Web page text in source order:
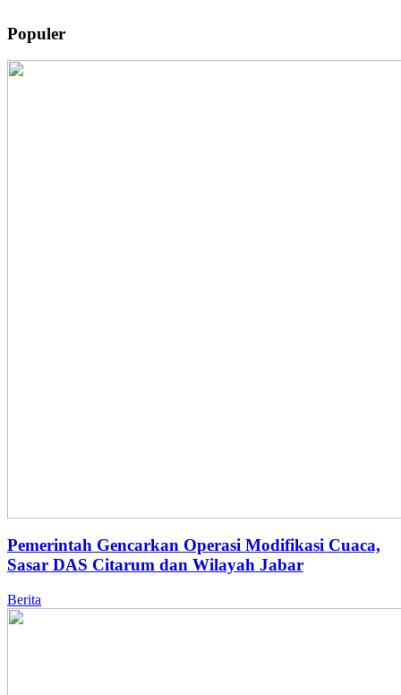
Populer
Pemerintah Gencarkan Operasi Modifikasi Cuaca,
Sasar DAS Citarum dan Wilayah Jabar
Berita